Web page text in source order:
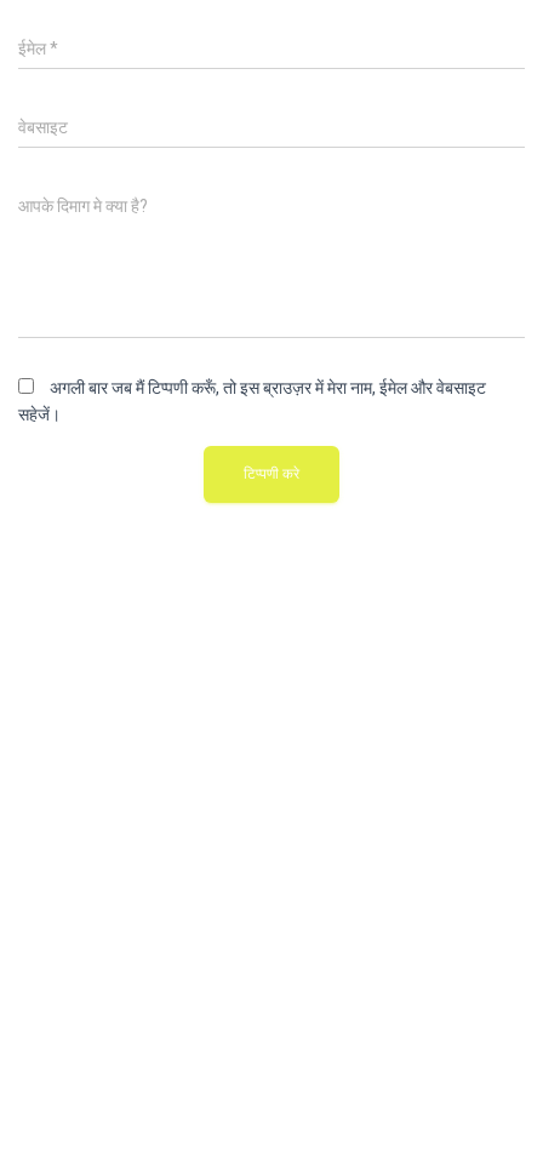
ईमेल*
वेबसाइट
आपके दिमाग मे क्या है?
अगली बार जब मैं टिप्पणी करूँ, तो इस ब्राउज़र में मेरा नाम, ईमेल और वेबसाइट
सहेजें।